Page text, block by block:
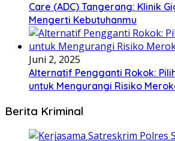
Care (ADC) Tangerang: Klinik
Mengerti Kebutuhanmu
Juni 2, 2025
Alternatif Pengganti Rokok:
untuk Mengurangi Risiko
Berita Kriminal